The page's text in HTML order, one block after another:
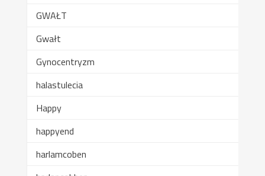
GWAŁT
Gwałt
Gynocentryzm
halastulecia
Happy
happyend
harlamcoben